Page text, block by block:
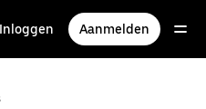
Inloggen Aanmelden